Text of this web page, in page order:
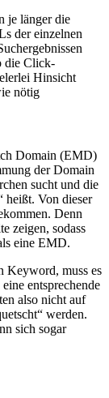
je länger die
der einzelnen
die Click-
Hinsicht
nötig
Domain (EMD)
der Domain
sucht und die
heißt. Von dieser
Denn
zeigen, sodass
eine EMD.
Keyword, muss es
entsprechende
also nicht auf
werden.
sich sogar